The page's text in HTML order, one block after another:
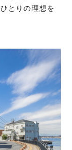
とりの理想を